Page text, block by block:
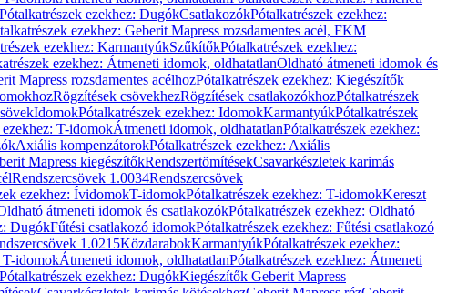
Pótalkatrészek ezekhez: DugókCsatlakozókPótalkatrészek ezekhez:
ezekhez: Geberit Mapress rozsdamentes acél, FKM
ezekhez: KarmantyúkSzűkítőkPótalkatrészek ezekhez:
ezekhez: Átmeneti idomok, oldhatatlanOldható átmeneti idomok és
Mapress rozsdamentes acélhozPótalkatrészek ezekhez: Kiegészítők
Rögzítések csövekhezRögzítések csatlakozókhozPótalkatrészek
IdomokPótalkatrészek ezekhez: IdomokKarmantyúkPótalkatrészek
T-idomokÁtmeneti idomok, oldhatatlanPótalkatrészek ezekhez:
Axiális kompenzátorokPótalkatrészek ezekhez: Axiális
Mapress kiegészítőkRendszertömítésekCsavarkészletek karimás
Rendszercsövek 1.0034Rendszercsövek
ezekhez: ÍvidomokT-idomokPótalkatrészek ezekhez: T-idomokKereszt
átmeneti idomok és csatlakozókPótalkatrészek ezekhez: Oldható
DugókFűtési csatlakozó idomokPótalkatrészek ezekhez: Fűtési csatlakozó
1.0215KözdarabokKarmantyúkPótalkatrészek ezekhez:
T-idomokÁtmeneti idomok, oldhatatlanPótalkatrészek ezekhez: Átmeneti
Pótalkatrészek ezekhez: DugókKiegészítők Geberit Mapress